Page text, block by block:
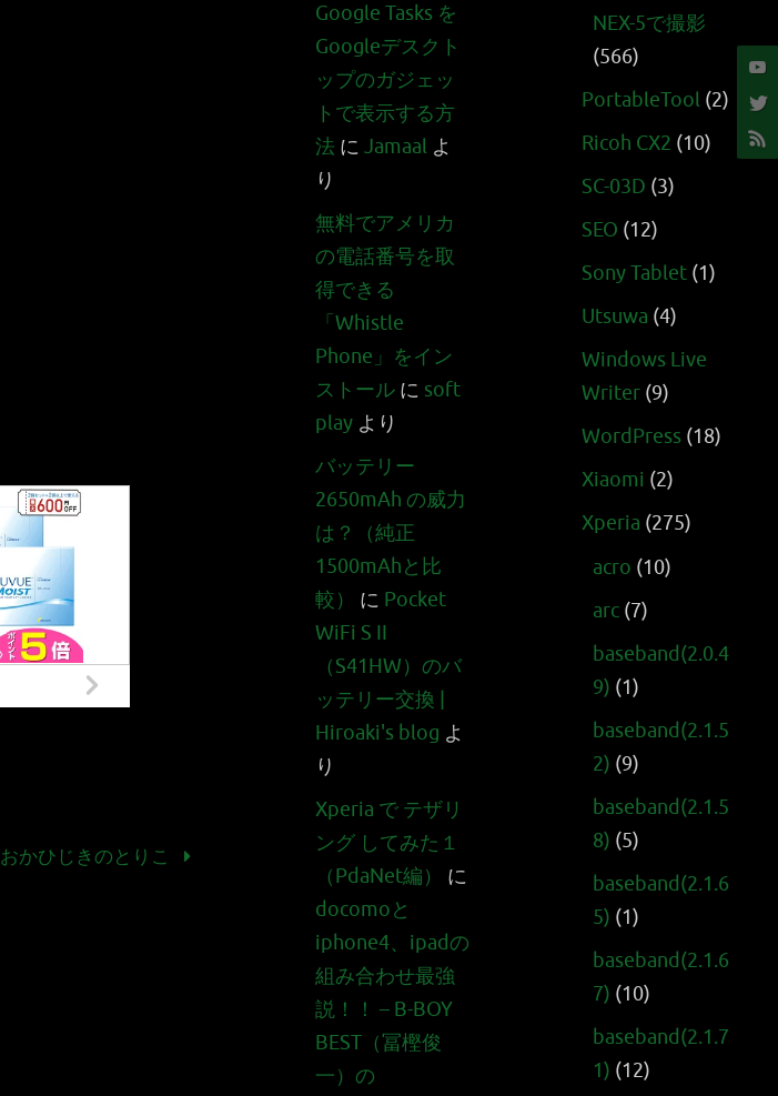
おかひじきのとりこ
Google Tasks を
Googleデスクト
ップのガジェッ
トで表示する方
法 に Jamaal よ
り
無料でアメリカ
の電話番号を取
得できる
「Whistle
Phone」をイン
ストール に soft
play より
バッテリー
2650mAh の威力
は？（純正
1500mAhと比
較）
に Pocket
WiFi S II
（S41HW）のバ
ッテリー交換 |
Hiroaki's blog よ
り
Xperia で テザリ
ング してみた１
（PdaNet編）
に
docomoと
iphone4、ipadの
組み合わせ最強
説！！ – B-BOY
BEST（冨樫俊
一）の
NEX-5で撮影
(566)
PortableTool (2)
Ricoh CX2 (10)
SC-03D (3)
SEO (12)
Sony Tablet (1)
Utsuwa (4)
Windows Live
Writer (9)
WordPress (18)
Xiaomi (2)
Xperia (275)
acro (10)
arc (7)
baseband(2.0.4
9) (1)
baseband(2.1.5
2) (9)
baseband(2.1.5
8) (5)
baseband(2.1.6
5) (1)
baseband(2.1.6
7) (10)
baseband(2.1.7
1) (12)